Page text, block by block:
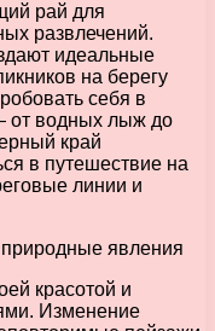
рай для
развлечений.
идеальные
на берегу
себя в
от водных лыж до
край
в путешествие на
линии и
явления
красотой и
Изменение